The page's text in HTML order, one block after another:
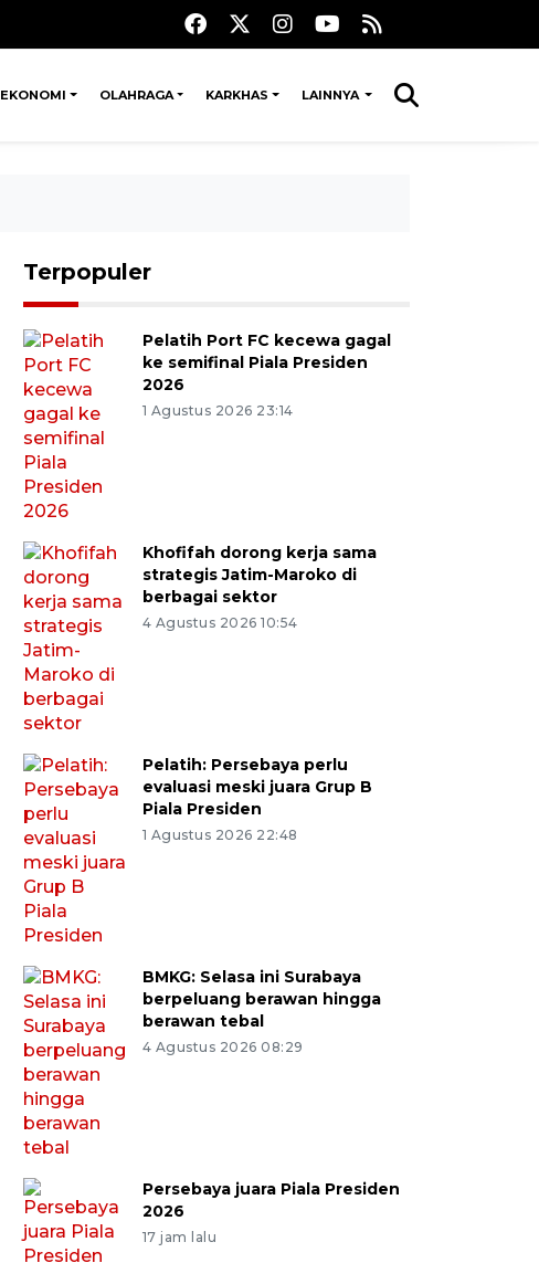
EKONOMI OLAHRAGA KARKHAS LAINNYA
Terpopuler
Pelatih Port FC kecewa gagal
ke semifinal Piala Presiden
2026
1 Agustus 2026 23:14
Khofifah dorong kerja sama
strategis Jatim-Maroko di
berbagai sektor
4 Agustus 2026 10:54
Pelatih: Persebaya perlu
evaluasi meski juara Grup B
Piala Presiden
1 Agustus 2026 22:48
BMKG: Selasa ini Surabaya
berpeluang berawan hingga
berawan tebal
4 Agustus 2026 08:29
Persebaya juara Piala Presiden
2026
17 jam lalu